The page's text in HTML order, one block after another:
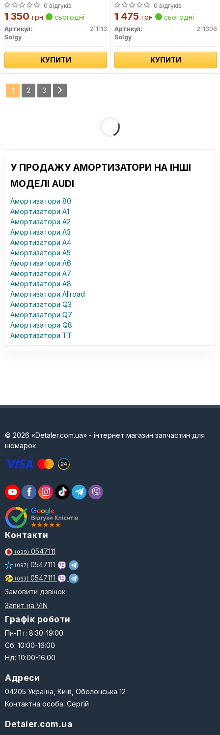
0 відгуків
1 350 грн сьогодні
Артикул:
211113
Solgy
КУПИТИ
0 відгуків
1 475 грн сьогодні
Артикул:
211306
Solgy
КУПИТИ
1 2 3
У ПРОДАЖУ АМОРТИЗАТОРИ НА ІНШІ
МОДЕЛІ AUDI
Амортизатори 80
Амортизатори A1
Амортизатори A2
Амортизатори A3
Амортизатори A4
Амортизатори A5
Амортизатори A6
Амортизатори A7
Амортизатори A8
Амортизатори Allroad
Амортизатори Q3
Амортизатори Q7
Амортизатори Q8
Амортизатори TT
© 2026 «Detaler.com.ua» - інтернет магазин запчастин для
іномарок
Контакти
(099) 0547111
(097) 0547111
(063) 0547111
Замовити дзвінок
Запит на VIN
Графік роботи
Пн-Пт: 8:30-19:00
Сб: 10:00-16:00
Нд: 10:00-16:00
Адреси
04205 Україна, Київ, Оболонська 12
Контактна особа: Сергій
Detaler.com.ua